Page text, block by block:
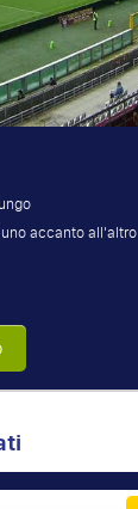
accanto all'altro